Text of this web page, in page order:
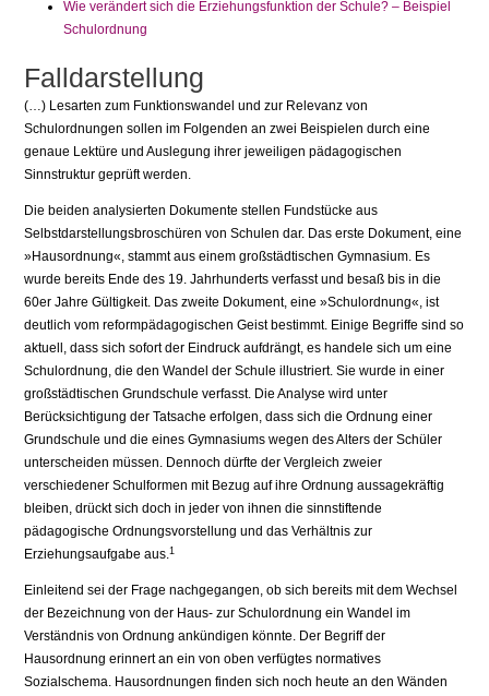
Wie verändert sich die Erziehungsfunktion der Schule? – Beispiel
Schulordnung
Falldarstellung
(…) Lesarten zum Funktionswandel und zur Relevanz von
Schulordnungen sollen im Folgenden an zwei Beispielen durch eine
genaue Lektüre und Auslegung ihrer jeweiligen pädagogischen
Sinnstruktur geprüft werden.
Die beiden analysierten Dokumente stellen Fundstücke aus
Selbstdarstellungsbro­schüren von Schulen dar. Das erste Dokument, eine
»Hausordnung«, stammt aus einem großstädtischen Gymnasium. Es
wurde bereits Ende des 19. Jahrhunderts verfasst und besaß bis in die
60er Jahre Gültigkeit. Das zweite Dokument, eine »Schul­ordnung«, ist
deutlich vom reformpädagogischen Geist bestimmt. Einige Begriffe sind so
aktuell, dass sich sofort der Eindruck aufdrängt, es handele sich um eine
Schulordnung, die den Wandel der Schule illustriert. Sie wurde in einer
großstädti­schen Grundschule verfasst. Die Analyse wird unter
Berücksichtigung der Tatsache erfolgen, dass sich die Ordnung einer
Grundschule und die eines Gymnasiums wegen des Alters der Schüler
unterscheiden müssen. Dennoch dürfte der Vergleich zweier
verschiedener Schulformen mit Bezug auf ihre Ordnung aussagekräftig
bleiben, drückt sich doch in jeder von ihnen die sinnstiftende
pädagogische Ordnungsvorstel­lung und das Verhältnis zur
Erziehungsaufgabe aus.1
Einleitend sei der Frage nachgegangen, ob sich bereits mit dem Wechsel
der Bezeich­nung von der Haus- zur Schulordnung ein Wandel im
Verständnis von Ordnung ankündigen könnte. Der Begriff der
Hausordnung erinnert an ein von oben verfügtes normatives
Sozialschema. Hausordnungen finden sich noch heute an den Wänden